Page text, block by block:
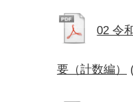
02 令
要（計数編）